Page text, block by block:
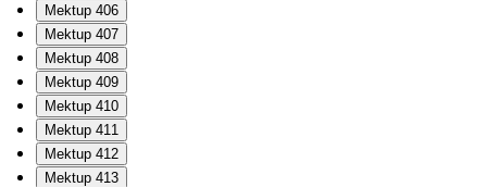
Mektup 406
Mektup 407
Mektup 408
Mektup 409
Mektup 410
Mektup 411
Mektup 412
Mektup 413